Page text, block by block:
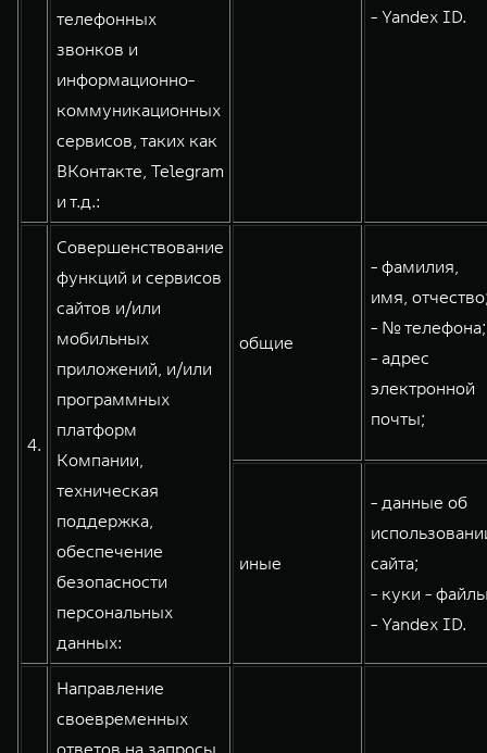
телефонных
звонков и
информационно-
коммуникационных
сервисов, таких как
ВКонтакте, Telegram
и т.д.:
- Yandex ID.
4.
Совершенствование
функций и сервисов
сайтов и/или
мобильных
приложений, и/или
программных
платформ
Компании,
техническая
поддержка,
обеспечение
безопасности
персональных
данных:
общие
- фамилия,
имя,
- № телефона;
- адрес
электронной
почты;
иные
- данные об
сайта;
- куки -
- Yandex ID.
Направление
своевременных
ответов на запросы